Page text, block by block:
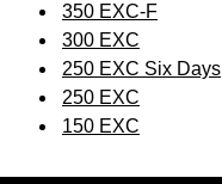
350 EXC-F
300 EXC
250 EXC Six Days
250 EXC
150 EXC